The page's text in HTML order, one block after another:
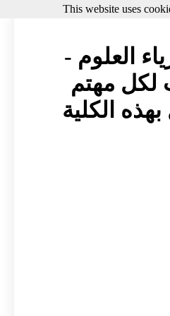
العلوم -
لكل مهتم
الكلية
This website uses